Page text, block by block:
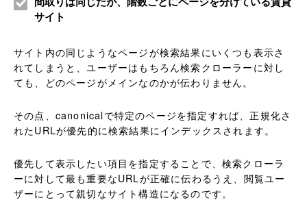
サイト
サイト内の同じようなページが検索結果にいくつも表示さ
れてしまうと、ユーザーはもちろん検索クローラーに対し
ても、どのページがメインなのかが伝わりません。
その点、canonicalで特定のページを指定すれば、正規化さ
れたURLが優先的に検索結果にインデックスされます。
優先して表示したい項目を指定することで、検索クローラ
ーに対して最も重要なURLが正確に伝わるうえ、閲覧ユー
ザーにとって親切なサイト構造になるのです。